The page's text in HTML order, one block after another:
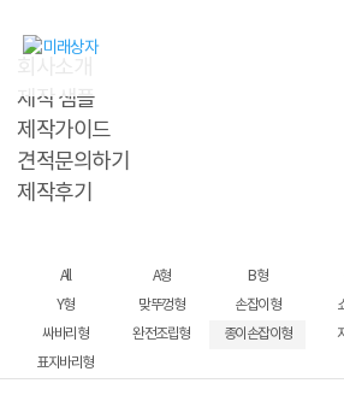
제작 샘플
제작가이드
견적문의하기
제작후기
All A형 B형
Y형
맞뚜껑형 손잡이형
싸바리형
완전조립형 종이손잡이형
표지바리형
아기용품선물박스 국내산도라지배즙 무농약